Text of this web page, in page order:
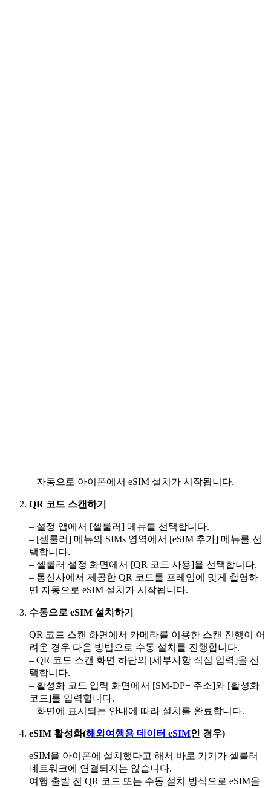
– 자동으로 아이폰에서 eSIM 설치가 시작됩니다.
QR 코드 스캔하기
– 설정 앱에서 [셀룰러] 메뉴를 선택합니다.
– [셀룰러] 메뉴의 SIMs 영역에서 [eSIM 추가] 메뉴를 선
택합니다.
– 셀룰러 설정 화면에서 [QR 코드 사용]을 선택합니다.
– 통신사에서 제공한 QR 코드를 프레임에 맞게 촬영하
면 자동으로 eSIM 설치가 시작됩니다.
수동으로 eSIM 설치하기
QR 코드 스캔 화면에서 카메라를 이용한 스캔 진행이 어
려운 경우 다음 방법으로 수동 설치를 진행합니다.
– QR 코드 스캔 화면 하단의 [세부사항 직접 입력]을 선
택합니다.
– 활성화 코드 입력 화면에서 [SM-DP+ 주소]와 [활성화
코드]를 입력합니다.
– 화면에 표시되는 안내에 따라 설치를 완료합니다.
eSIM 활성화(해외여행용 데이터 eSIM인 경우)
eSIM을 아이폰에 설치했다고 해서 바로 기기가 셀룰러
네트워크에 연결되지는 않습니다.
여행 출발 전 QR 코드 또는 수동 설치 방식으로 eSIM을